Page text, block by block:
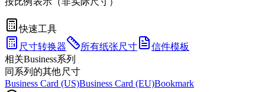
快速工具
尺寸转换器
所有纸张尺寸
信件模板
相关Business系列
同系列的其他尺寸
Business Card (US)Business Card (EU)Bookmark